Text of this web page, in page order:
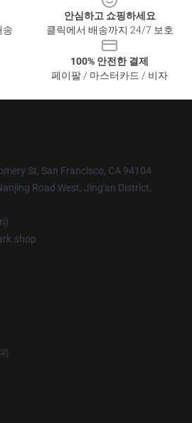
송
안심하고 쇼핑하세요
클릭에서 배송까지 24/7 보호
100% 안전한 결제
페이팔 / 마스터카드 / 비자
St, San Francisco, CA 94104
Road West, Jing'an District,